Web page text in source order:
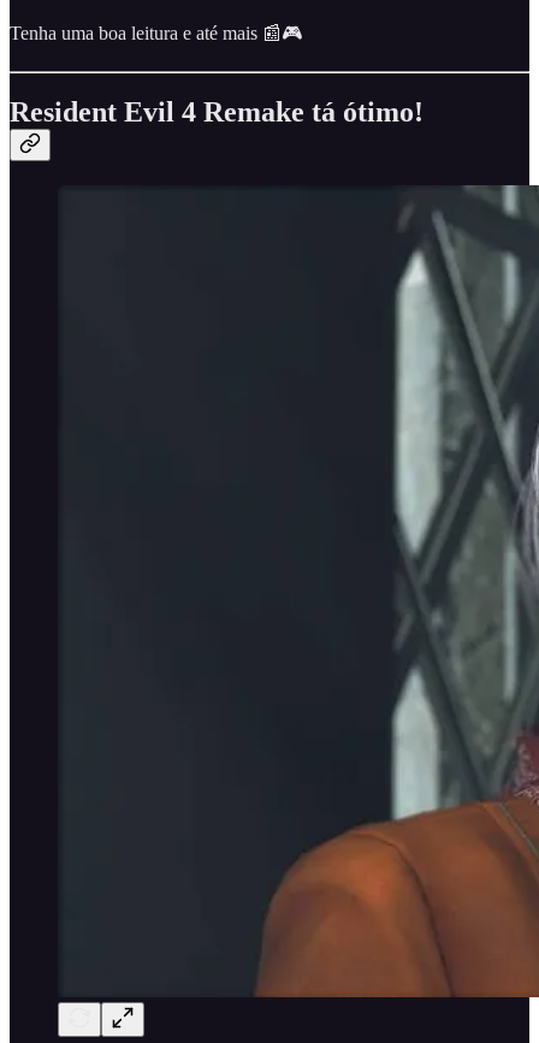
Tenha uma boa leitura e até mais 📰🎮
Resident Evil 4 Remake tá ótimo!